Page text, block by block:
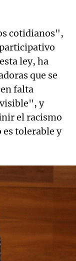
cotidianos",
ley, ha
que se
falta
y
el racismo
es tolerable y